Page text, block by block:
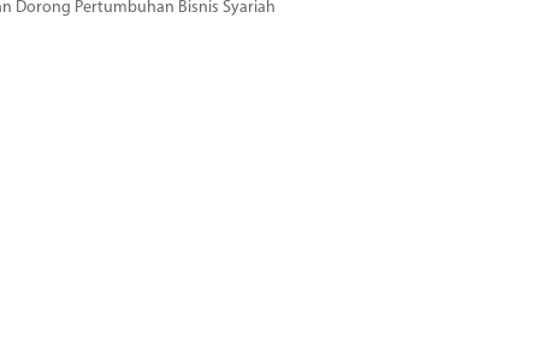
Dorong Pertumbuhan Bisnis Syariah